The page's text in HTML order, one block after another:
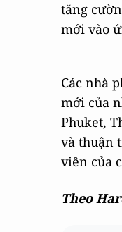
tăng
mới vào
Các nhà
mới của
Phuket,
và thuận
viên của
Theo